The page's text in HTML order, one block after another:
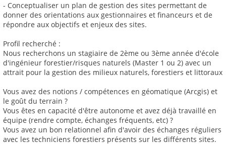
- Conceptualiser un plan de gestion des sites permettant de
donner des orientations aux gestionnaires et financeurs et de
répondre aux objectifs et enjeux des sites.
Profil recherché :
Nous recherchons un stagiaire de 2ème ou 3ème année d'école
d'ingénieur forestier/risques naturels (Master 1 ou 2) avec un
attrait pour la gestion des milieux naturels, forestiers et littoraux
Vous avez des notions / compétences en géomatique (Arcgis) et
le goût du terrain ?
Vous êtes en capacité d'être autonome et avez déjà travaillé en
équipe (rendre compte, échanges fréquents, etc) ?
Vous avez un bon relationnel afin d'avoir des échanges réguliers
avec les techniciens forestiers présents sur les différents sites.